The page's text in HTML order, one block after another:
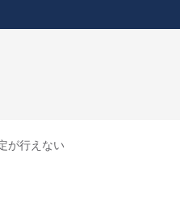
が行えない